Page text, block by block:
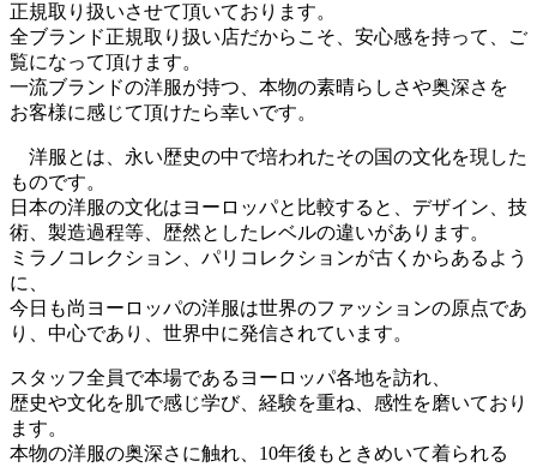
正規取り扱いさせて頂いております。
全ブランド正規取り扱い店だからこそ、安心感を持って、ご
覧になって頂けます。
一流ブランドの洋服が持つ、本物の素晴らしさや奥深さを
お客様に感じて頂けたら幸いです。
洋服とは、永い歴史の中で培われたその国の文化を現した
ものです。
日本の洋服の文化はヨーロッパと比較すると、デザイン、技
術、製造過程等、歴然としたレベルの違いがあります。
ミラノコレクション、パリコレクションが古くからあるよう
に、
今日も尚ヨーロッパの洋服は世界のファッションの原点であ
り、中心であり、世界中に発信されています。
スタッフ全員で本場であるヨーロッパ各地を訪れ、
歴史や文化を肌で感じ学び、経験を重ね、感性を磨いており
ます。
本物の洋服の奥深さに触れ、10年後もときめいて着られる